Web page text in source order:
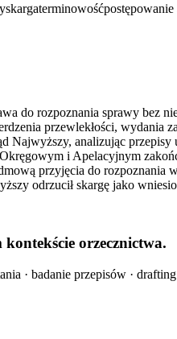
skargaterminowośćpostępowanie
do rozpoznania sprawy
przewlekłości,
Najwyższy, analizując
i Apelacyjnym
przyjęcia do rozpoznania
odrzucił skargę jako
kontekście orzecznictwa.
· badanie przepisów ·